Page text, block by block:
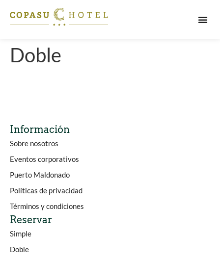
Doble
Información
Sobre nosotros
Eventos corporativos
Puerto Maldonado
Políticas de privacidad
Términos y condiciones
Reservar
Simple
Doble